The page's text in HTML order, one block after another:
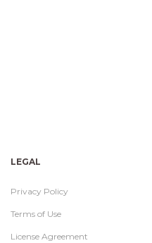
LEGAL
Privacy Policy
Terms of Use
License Agreement